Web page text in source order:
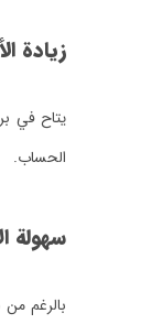
زيادة
يتاح في
الحساب.
سهولة
بالرغم